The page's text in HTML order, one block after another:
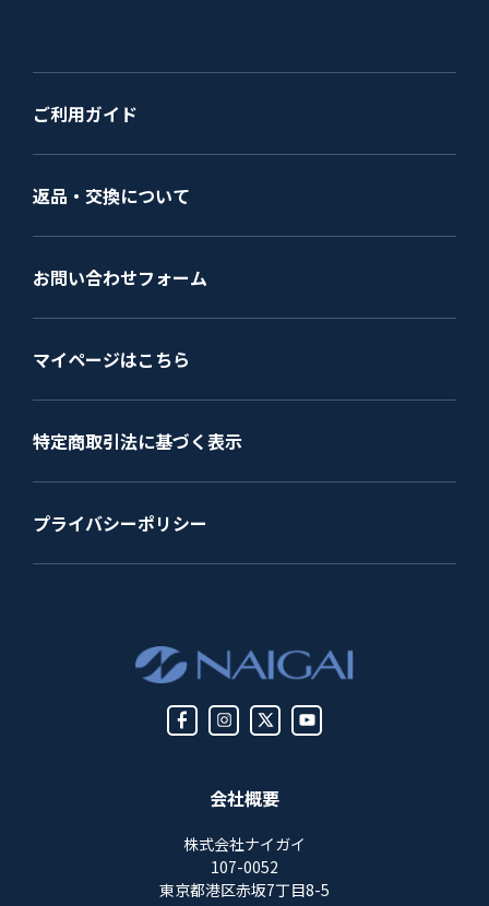
会社概要
株式会社ナイガイ
107-0052
東京都港区赤坂7丁目8-5
ご利用ガイド
返品・交換について
お問い合わせフォーム
マイページはこちら
特定商取引法に基づく表示
プライバシーポリシー